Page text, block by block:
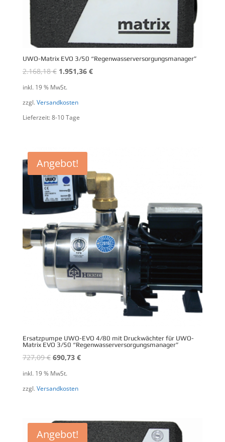
UWO-Matrix EVO 3/50 “Regenwasserversorgungsmanager”
2.168,18€ 1.951,36 €
inkl. 19 % MwSt.
zzgl. Versandkosten
Lieferzeit: 8-10 Tage
Angebot!
Ersatzpumpe UWO-EVO 4/80 mit Druckwächter für UWO-
Matrix EVO 3/50 “Regenwasserversorgungsmanager”
727,09€ 690,73 €
inkl. 19 % MwSt.
zzgl. Versandkosten
Angebot!